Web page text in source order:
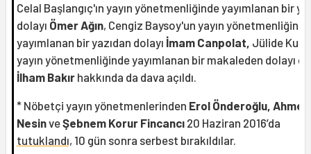
Celal Başlangıç'ın yayın yönetmenliğinde yayımlanan bir
dolayı Ömer Ağın, Cengiz Baysoy'un yayın yönetmenliğinde
yayımlanan bir yazıdan dolayı İmam Canpolat, Jülide
yayın yönetmenliğinde yayımlanan bir makaleden dolayı da
İlham Bakır hakkında da dava açıldı.
* Nöbetçi yayın yönetmenlerinden Erol Önderoğlu, Ahmet
NesinveŞebnem Korur Fincancı 20 Haziran 2016’da
tutuklandı, 10 gün sonra serbest bırakıldılar.